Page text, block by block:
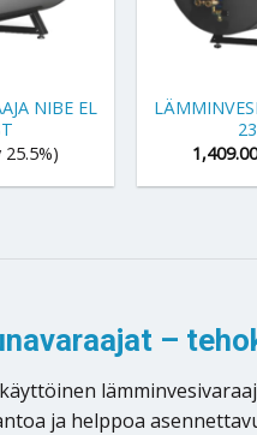
NIBE EL
25.5%)
1,409.00
–
ja helppoa